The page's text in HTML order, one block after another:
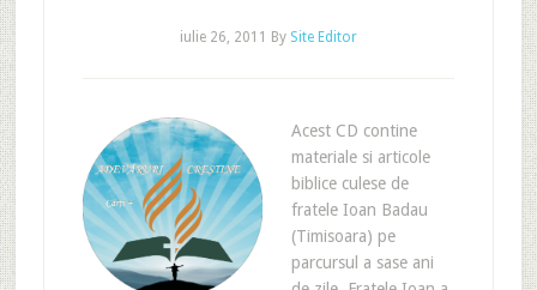
iulie 26, 2011 By Site Editor
Acest CD contine
materiale si articole
biblice culese de
fratele Ioan Badau
(Timisoara) pe
parcursul a sase ani